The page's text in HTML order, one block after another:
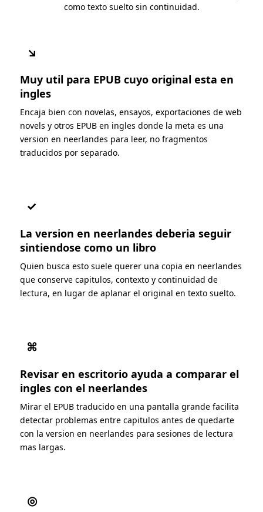
como texto suelto sin continuidad.
↘
Muy util para EPUB cuyo original esta en
ingles
Encaja bien con novelas, ensayos, exportaciones de web
novels y otros EPUB en ingles donde la meta es una
version en neerlandes para leer, no fragmentos
traducidos por separado.
✓
La version en neerlandes deberia seguir
sintiendose como un libro
Quien busca esto suele querer una copia en neerlandes
que conserve capitulos, contexto y continuidad de
lectura, en lugar de aplanar el original en texto suelto.
⌘
Revisar en escritorio ayuda a comparar el
ingles con el neerlandes
Mirar el EPUB traducido en una pantalla grande facilita
detectar problemas entre capitulos antes de quedarte
con la version en neerlandes para sesiones de lectura
mas largas.
◎